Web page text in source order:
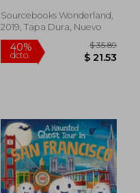
40%
dcto.
$
$
Sourcebooks Wonderland,
2019, Tapa Dura, Nuevo